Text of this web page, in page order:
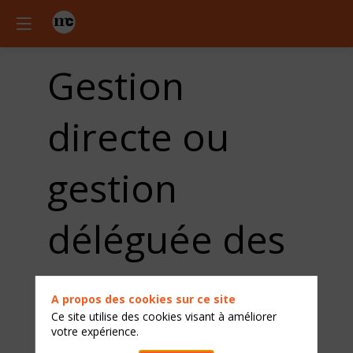
Gestion
directe ou
gestion
déléguée des
boutiques et
restaurants
A propos des cookies sur ce site
Ce site utilise des cookies visant à améliorer
votre expérience.